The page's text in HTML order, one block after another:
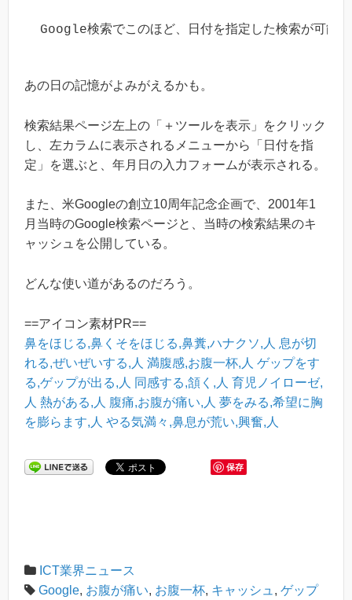
Google検索でこのほど、日付を指定した検索が可能
あの日の記憶がよみがえるかも。
検索結果ページ左上の「＋ツールを表示」をクリック
し、左カラムに表示されるメニューから「日付を指
定」を選ぶと、年月日の入力フォームが表示される。
また、米Googleの創立10周年記念企画で、2001年1
月当時のGoogle検索ページと、当時の検索結果のキ
ャッシュを公開している。
どんな使い道があるのだろう。
==アイコン素材PR==
鼻をほじる,鼻くそをほじる,鼻糞,ハナクソ,人 息が切
れる,ぜいぜいする,人 満腹感,お腹一杯,人 ゲップをす
る,ゲップが出る,人 同感する,頷く,人 育児ノイローゼ,
人 熱がある,人 腹痛,お腹が痛い,人 夢をみる,希望に胸
を膨らます,人 やる気満々,鼻息が荒い,興奮,人
保存
ICT業界ニュース
Google, お腹が痛い, お腹一杯, キャッシュ , ゲップ